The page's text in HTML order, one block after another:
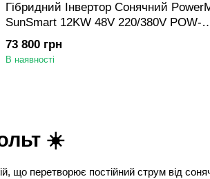
☀️
що перетворює постійний струм від
Гібридний Інвертор Сонячний
SunSmart 12KW 48V 220/380V POW-
SunSmart 12KPL3, MPPT 200-650V, для
LiFePO4, Li-ion батарей
73 800 грн
В наявності